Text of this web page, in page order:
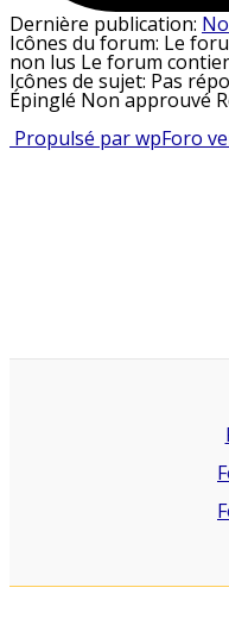
Dernière publication:
Icônes du forum: Le
non lus Le forum
Icônes de sujet: Pas
Épinglé Non approuvé
Propulsé par wpForo